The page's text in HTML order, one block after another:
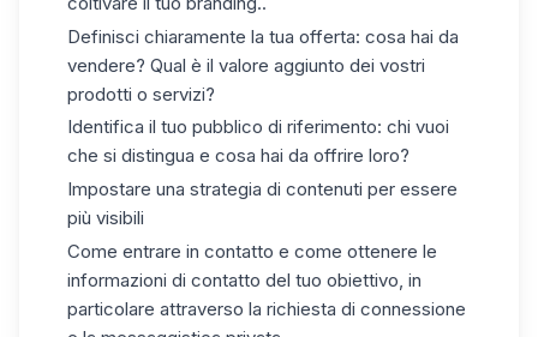
Definisci chiaramente la tua offerta: cosa hai da
vendere? Qual è il valore aggiunto dei vostri
prodotti o servizi?
Identifica il tuo pubblico di riferimento: chi vuoi
che si distingua e cosa hai da offrire loro?
Impostare una strategia di contenuti per essere
più visibili
Come entrare in contatto e come ottenere le
informazioni di contatto del tuo obiettivo, in
particolare attraverso la richiesta di connessione